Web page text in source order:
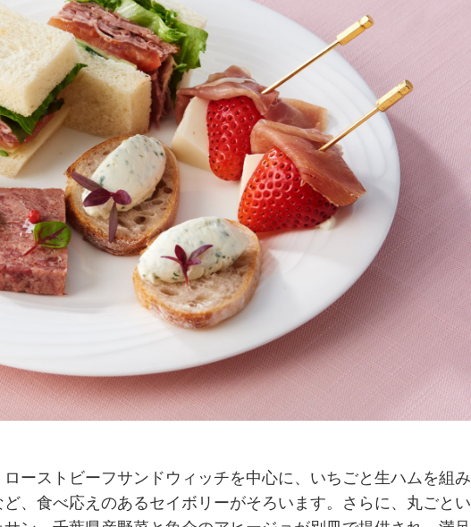
ーストビーフサンドウィッチを中心に、いちごと生ハムを組み
、食べ応えのあるセイボリーがそろいます。さらに、丸ごとい